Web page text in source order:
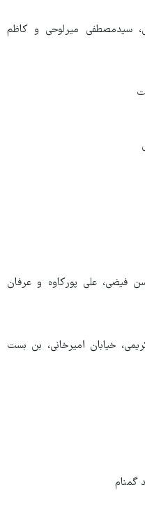
سیدمصطفی میرلوحی و کاظم
فیضی، علی پورکاوه و عرفان
خیابان امیرخانی، بن بست